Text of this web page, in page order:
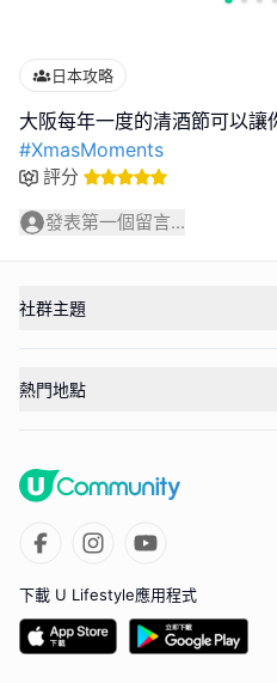
日本攻略
#XmasMoments
評分
發表第一個留言...
社群主題
熱門地點
下載 U Lifestyle應用程式